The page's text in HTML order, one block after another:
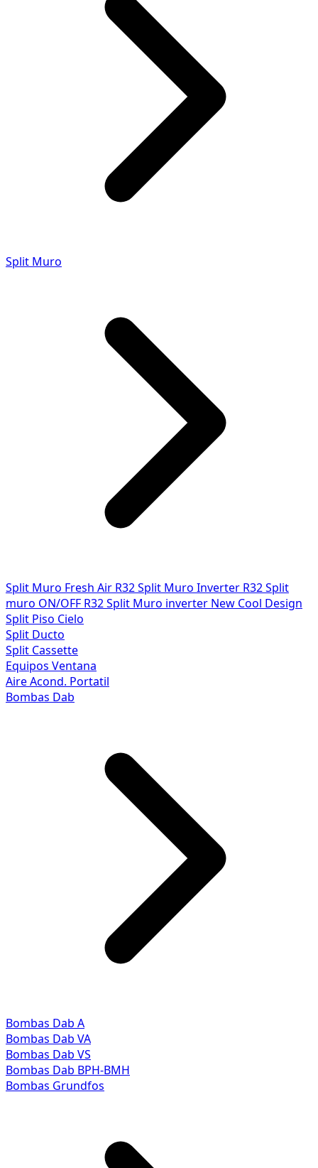
Split Muro
Split Muro Fresh Air R32Split Muro Inverter R32Split
muro ON/OFF R32Split Muro inverter New Cool Design
Split Piso Cielo
Split Ducto
Split Cassette
Equipos Ventana
Aire Acond. Portatil
Bombas Dab
Bombas Dab A
Bombas Dab VA
Bombas Dab VS
Bombas Dab BPH-BMH
Bombas Grundfos